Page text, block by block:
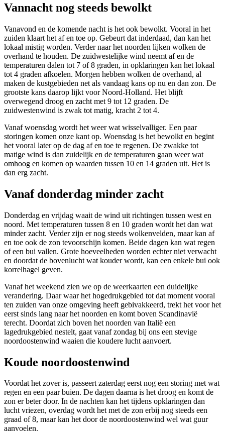
Vannacht nog steeds bewolkt
Vanavond en de komende nacht is het ook bewolkt. Vooral in het
zuiden klaart het af en toe op. Gebeurt dat inderdaad, dan kan het
lokaal mistig worden. Verder naar het noorden lijken wolken de
overhand te houden. De zuidwestelijke wind neemt af en de
temperaturen dalen tot 7 of 8 graden, in opklaringen kan het lokaal
tot 4 graden afkoelen. Morgen hebben wolken de overhand, al
maken de kustgebieden net als vandaag kans op nu en dan zon. De
grootste kans daarop lijkt voor Noord-Holland. Het blijft
overwegend droog en zacht met 9 tot 12 graden. De
zuidwestenwind is zwak tot matig, kracht 2 tot 4.
Vanaf woensdag wordt het weer wat wisselvalliger. Een paar
storingen komen onze kant op. Woensdag is het bewolkt en begint
het vooral later op de dag af en toe te regenen. De zwakke tot
matige wind is dan zuidelijk en de temperaturen gaan weer wat
omhoog en komen op waarden tussen 10 en 14 graden uit. Het is
dan erg zacht.
Vanaf donderdag minder zacht
Donderdag en vrijdag waait de wind uit richtingen tussen west en
noord. Met temperaturen tussen 8 en 10 graden wordt het dan wat
minder zacht. Verder zijn er nog steeds wolkenvelden, maar kan af
en toe ook de zon tevoorschijn komen. Beide dagen kan wat regen
of een bui vallen. Grote hoeveelheden worden echter niet verwacht
en doordat de bovenlucht wat kouder wordt, kan een enkele bui ook
korrelhagel geven.
Vanaf het weekend zien we op de weerkaarten een duidelijke
verandering. Daar waar het hogedrukgebied tot dat moment vooral
ten zuiden van onze omgeving heeft gebivakkeerd, trekt het voor het
eerst sinds lang naar het noorden en komt boven Scandinavië
terecht. Doordat zich boven het noorden van Italië een
lagedrukgebied nestelt, gaat vanaf zondag bij ons een stevige
noordoostenwind waaien die koudere lucht aanvoert.
Koude noordoostenwind
Voordat het zover is, passeert zaterdag eerst nog een storing met wat
regen en een paar buien. De dagen daarna is het droog en komt de
zon er beter door. In de nachten kan het tijdens opklaringen dan
lucht vriezen, overdag wordt het met de zon erbij nog steeds een
graad of 8, maar kan het door de noordoostenwind wel wat guur
aanvoelen.